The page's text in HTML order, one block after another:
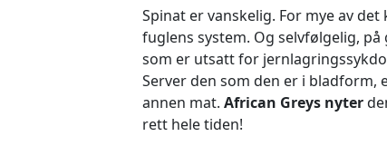
Spinat er vanskelig. For mye av
fuglens system. Og selvfølgelig,
som er utsatt for
Server den som den er i bladform,
annen mat. African Greys nyter
rett hele tiden!